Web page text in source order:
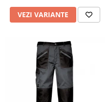
Nivele laser
Rulete si metre
Termometre
Scule electrice
Accesorii auto
Accesorii scule electrice
Aparate de sudat si lipit
VEZI VARIANTE